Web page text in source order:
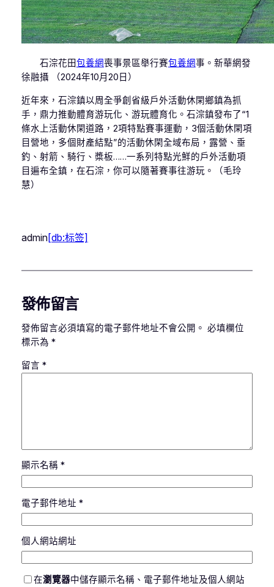
石淙花田包養網喪事景區舉行賽包養網事。新華網發
徐融攝 （2024年10月20日）
近年來，石淙鎮以周全爭創省級戶外活動休閑鄉鎮為抓
手，鼎力推動體育游玩化、游玩體育化。石淙鎮發布了“1
條水上活動休閑道路，2項特點賽事運動，3個活動休閑項
目營地，多個財產結點”的活動休閑全域布局，露營、垂
釣、射箭、騎行、槳板……一系列特點光鮮的戶外活動項
目遍布全鎮，在石淙，你可以隨著賽事往游玩。（毛玲
慧）
admin[db:标签]
發佈留言
發佈留言必須填寫的電子郵件地址不會公開。 必填欄位
標示為 *
留言 *
顯示名稱 *
電子郵件地址 *
個人網站網址
在瀏覽器中儲存顯示名稱、電子郵件地址及個人網站